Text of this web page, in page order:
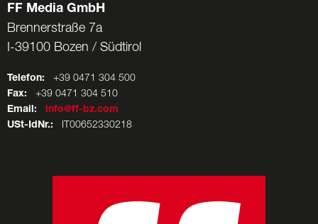
FF Media GmbH
Brennerstraße 7a
I-39100 Bozen / Südtirol
Telefon: +39 0471 304 500
Fax: +39 0471 304 510
Email:
info@ff-bz.com
USt-IdNr.: IT00652330218